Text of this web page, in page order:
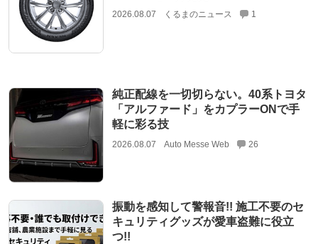
2026.08.07 くるまのニュース 1
純正配線を一切切らない。40系トヨタ
「アルファード」をカプラーONで手
軽に彩る技
2026.08.07 Auto Messe Web 26
振動を感知して警報音!! 施工不要のセ
キュリティグッズが愛車盗難に役立
つ!!